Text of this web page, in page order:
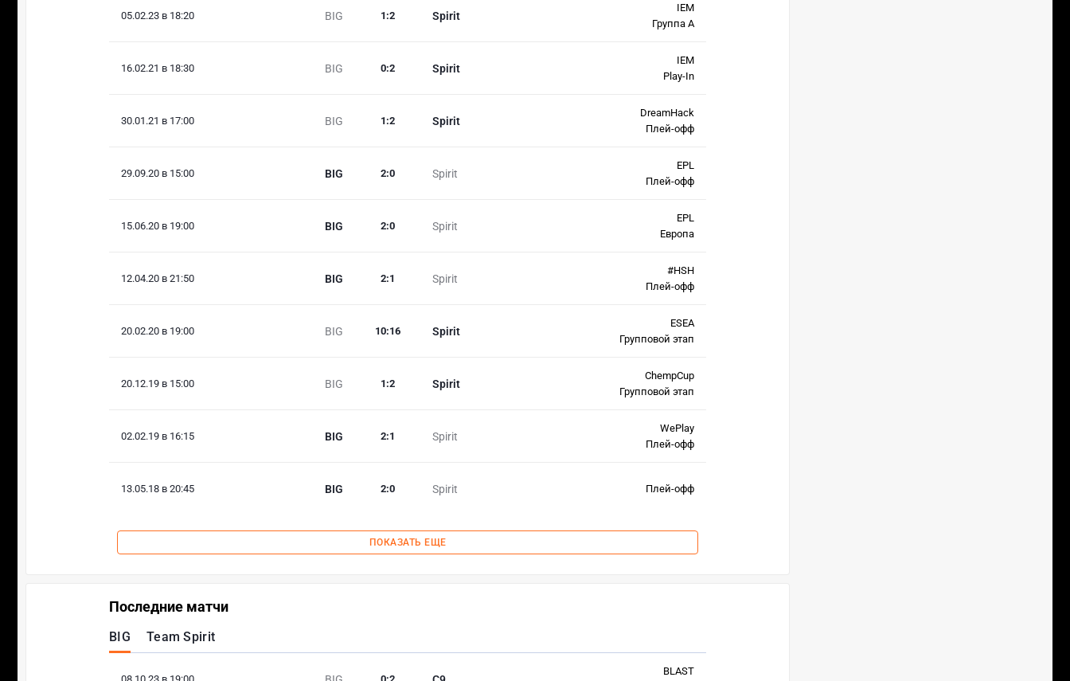
05.02.23 в 18:20 BIG Spirit
1 :2
IEM
Группа A
16.02.21 в 18:30 BIG Spirit
0:2
IEM
Play-In
30.01.21 в 17:00 BIG Spirit
1 :2
DreamHack
Плей-офф
29.09.20 в 15:00 BIG Spirit
2:0
EPL
Плей-офф
15.06.20 в 19:00 BIG Spirit
2:0
EPL
Европа
12.04.20 в 21:50 BIG Spirit
2:1
#HSH
Плей-офф
20.02.20 в 19:00 BIG Spirit
10:16
ESEA
Групповой этап
20.12.19 в 15:00 BIG Spirit
1 :2
ChempCup
Групповой этап
02.02.19 в 16:15 BIG Spirit
2:1
WePlay
Плей-офф
13.05.18 в 20:45 BIG Spirit
2:0 Плей-офф
ПОКАЗАТЬ ЕЩЕ
Последние матчи
BIG Team Spirit
08.10.23 в 19:00 0:2
BLAST